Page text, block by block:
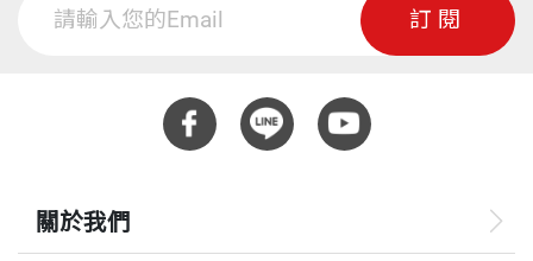
訂閱
關於我們